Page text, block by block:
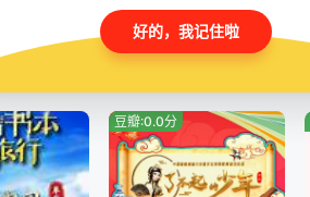
20260524跑男档案
20260529第6期
20260601(第6期特别加更)
豆瓣:0.0分
好的，我记住啦